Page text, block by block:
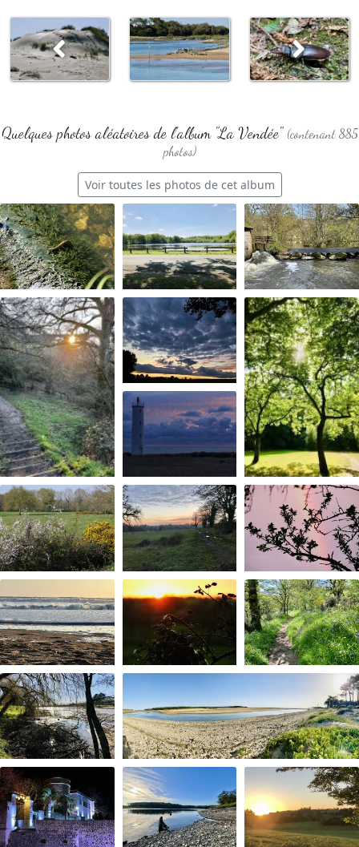
Quelques photos aléatoires de l'album "La Vendée" (contenant 885
photos)
Voir toutes les photos de cet album